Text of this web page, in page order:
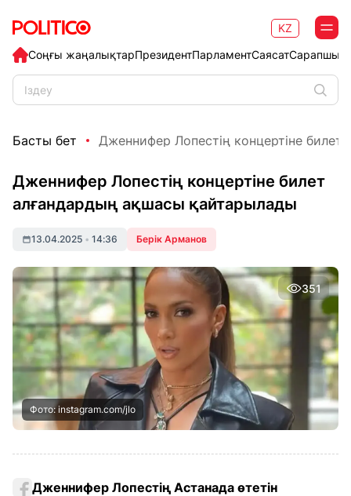
Соңғы жаңалықтарПрезидентПарламентСаясат
KZ
Басты бет Дженнифер Лопестің концертіне билет
Дженнифер Лопестің концертіне билет
алғандардың ақшасы қайтарылады
13.04.2025 • 14:36 Берік Арманов
351
Фото: instagram.com/jlo
Дженнифер Лопестің Астанада өтетін